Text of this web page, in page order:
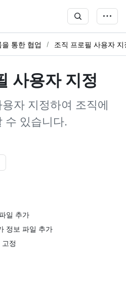
을 통한 협업 조직 프로필 사용자 지
사용자 지정
자 지정하여 조직에
수 있습니다.
일 추가
정보 파일 추가
정